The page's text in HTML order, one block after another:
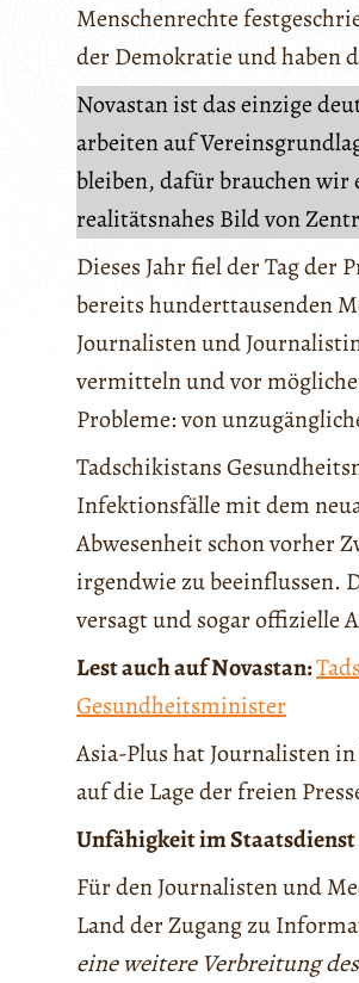
Menschenrechte
der Demokratie und haben
Novastan ist das einzige
arbeiten auf
bleiben, dafür brauchen wir
realitätsnahes Bild von
Dieses Jahr fiel der Tag der
bereits hunderttausenden
Journalisten und
vermitteln und vor
Probleme: von
Tadschikistans
Infektionsfälle mit dem
Abwesenheit schon vorher
irgendwie zu beeinflussen.
versagt und sogar offizielle
Lest auch auf Novastan:
Gesundheitsminister
Asia-Plus hat Journalisten
auf die Lage der freien
Unfähigkeit im Staatsdienst
Für den Journalisten und
Land der Zugang zu
eine weitere Verbreitung